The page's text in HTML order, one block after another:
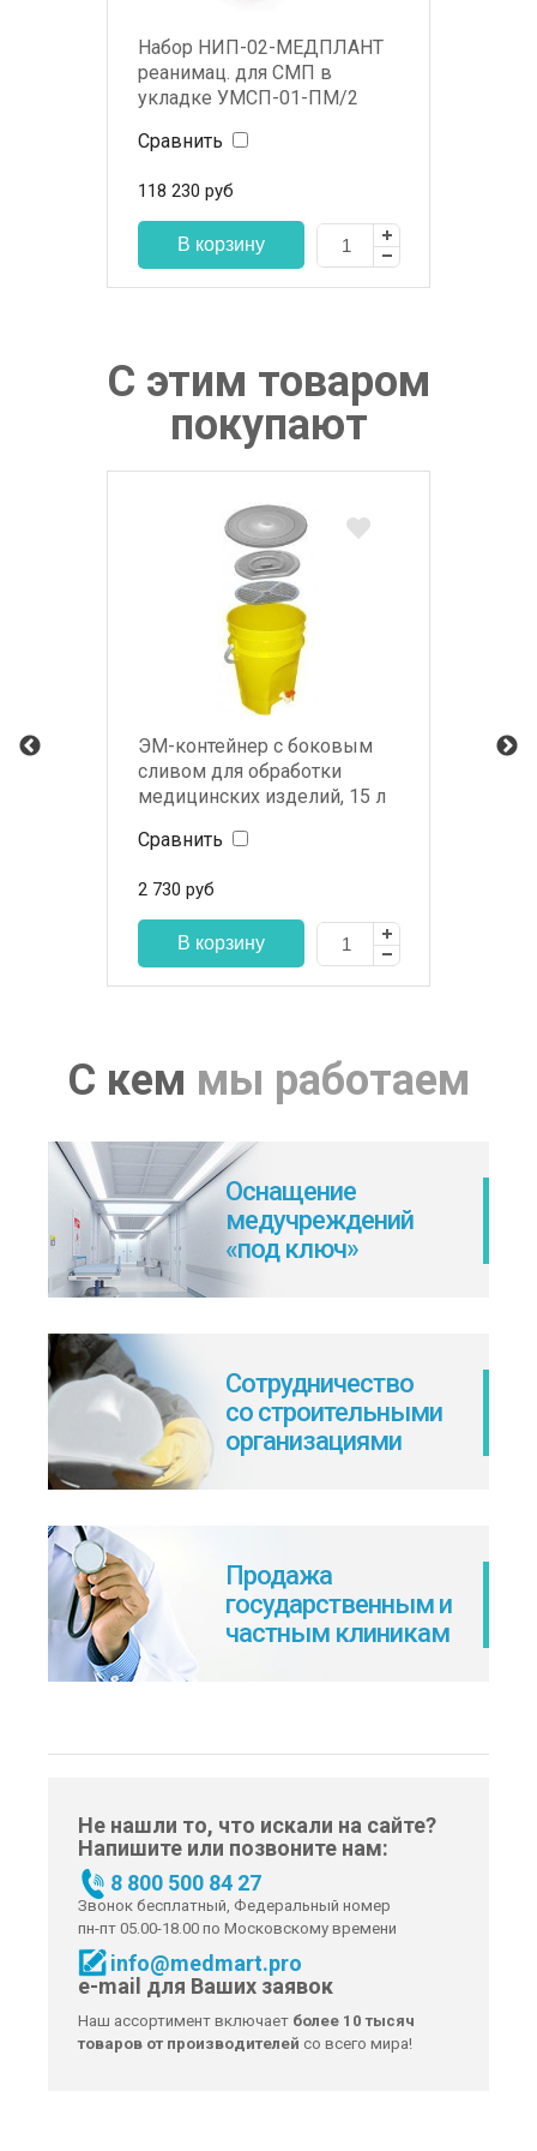
Набор НИП-02-МЕДПЛАНТ
реанимац. для СМП в
укладке УМСП-01-ПМ/2
Сравнить
118 230 руб
С этим товаром
покупают
ЭМ-контейнер с боковым
сливом для обработки
медицинских изделий, 15 л
Сравнить
2 730 руб
С кем мы работаем
Оснащение
медучреждений
«под ключ»
Сотрудничество
со строительными
организациями
Продажа
государственным и
частным клиникам
Не нашли то, что искали на сайте?
Напишите или позвоните нам:
8 800 500 84 27
Звонок бесплатный, Федеральный номер
пн-пт 05.00-18.00 по Московскому времени
info@medmart.pro
e-mail для Ваших заявок
Наш ассортимент включает более 10 тысяч
товаров от производителей со всего мира!